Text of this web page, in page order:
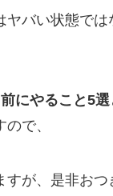
ヤバい状態では
にやること5選
で、
すが、是非おつ